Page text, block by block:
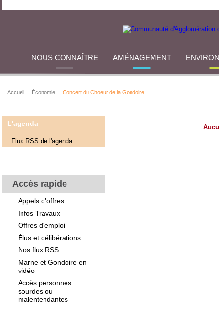
NOUS CONNAÎTRE AMÉNAGEMENT
Accueil Économie Concert du Choeur de la Gondoire
L'agenda
Flux RSS de l'agenda
Accès rapide
Appels d'offres
Infos Travaux
Offres d'emploi
Élus et délibérations
Nos flux RSS
Marne et Gondoire en
vidéo
Accès personnes
sourdes ou
malentendantes